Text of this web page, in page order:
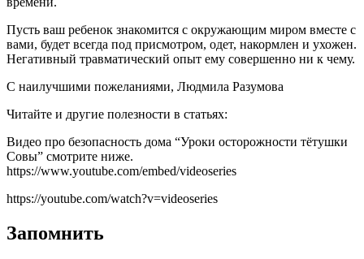
Пусть ваш ребенок знакомится с окружающим миром вместе с
вами, будет всегда под присмотром, одет, накормлен и ухожен.
Негативный травматический опыт ему совершенно ни к чему.
С наилучшими пожеланиями, Людмила Разумова
Читайте и другие полезности в статьях:
Видео про безопасность дома “Уроки осторожности тётушки
Совы” смотрите ниже.
https://www.youtube.com/embed/videoseries
https://youtube.com/watch?v=videoseries
Запомнить